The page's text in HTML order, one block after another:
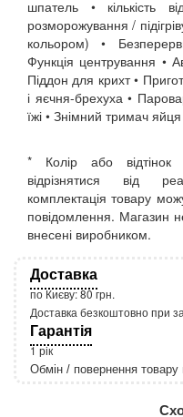
шпатель • кількість
розморожування /
кольором) •
Функція центрування •
Піддон для крихт •
і яєчня-брехуха •
їжі • Знімний тримач
* Колір або
відрізнятися від
комплектація товару
повідомлення. Магазин
внесені виробником.
Доставка
по Києву: 80 грн.
Доставка безкоштовно при
Гарантія
1 рік
Обмін / повернення товару